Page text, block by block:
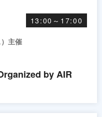
13:00～17:00
主催
by AIR